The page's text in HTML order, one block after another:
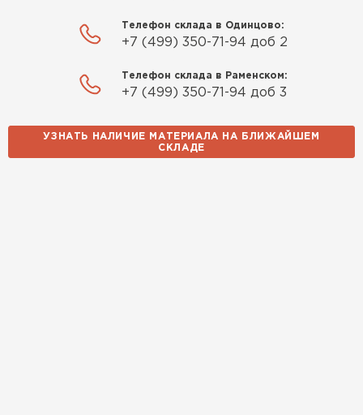
Телефон склада в Одинцово:
+7 (499) 350-71-94 доб 2
Телефон склада в Раменском:
+7 (499) 350-71-94 доб 3
УЗНАТЬ НАЛИЧИЕ МАТЕРИАЛА НА БЛИЖАЙШЕМ
СКЛАДЕ